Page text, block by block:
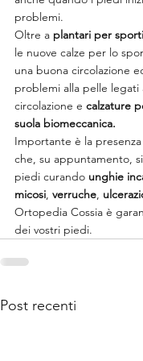
problemi.
Oltre a plantari per
le nuove calze per lo
una buona circolazione
problemi alla pelle legati
circolazione e calzature
suola biomeccanica.
Importante è la
che, su appuntamento,
piedi curando unghie
micosi, verruche,
Ortopedia Cossia è
dei vostri piedi.
Post recenti